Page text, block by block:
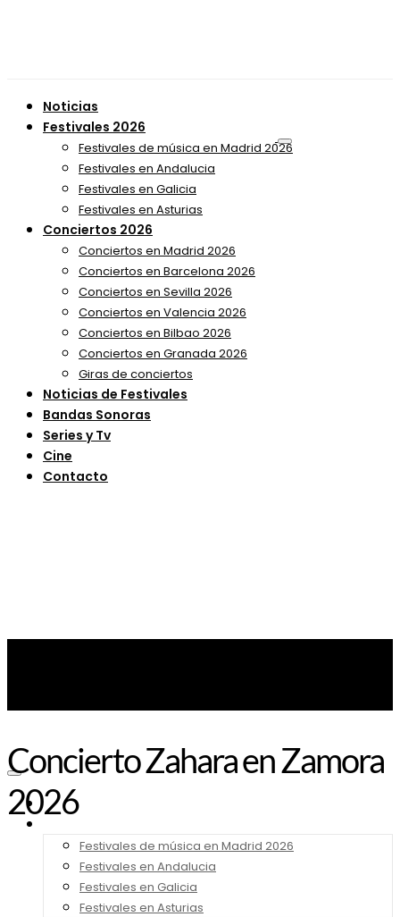
Noticias
Festivales 2026
Festivales de música en Madrid 2026
Festivales en Andalucia
Festivales en Galicia
Festivales en Asturias
Conciertos 2026
Conciertos en Madrid 2026
Conciertos en Barcelona 2026
Conciertos en Sevilla 2026
Conciertos en Valencia 2026
Conciertos en Bilbao 2026
Conciertos en Granada 2026
Giras de conciertos
Noticias de Festivales
Bandas Sonoras
Series y Tv
Cine
Contacto
Noticias
Festivales de música en Madrid 2026
Festivales en Andalucia
Festivales en Galicia
Festivales en Asturias
Concierto Zahara en Zamora
2026